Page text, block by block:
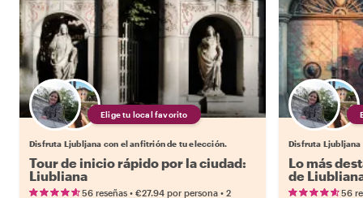
Elige tu local favorito
Disfruta Ljubljana con el anfitrión de tu elección.
Tour de inicio rápido por la ciudad:
Liubliana
56 reseñas • €27.94 por persona • 2
Disfruta
Lo más
de
56